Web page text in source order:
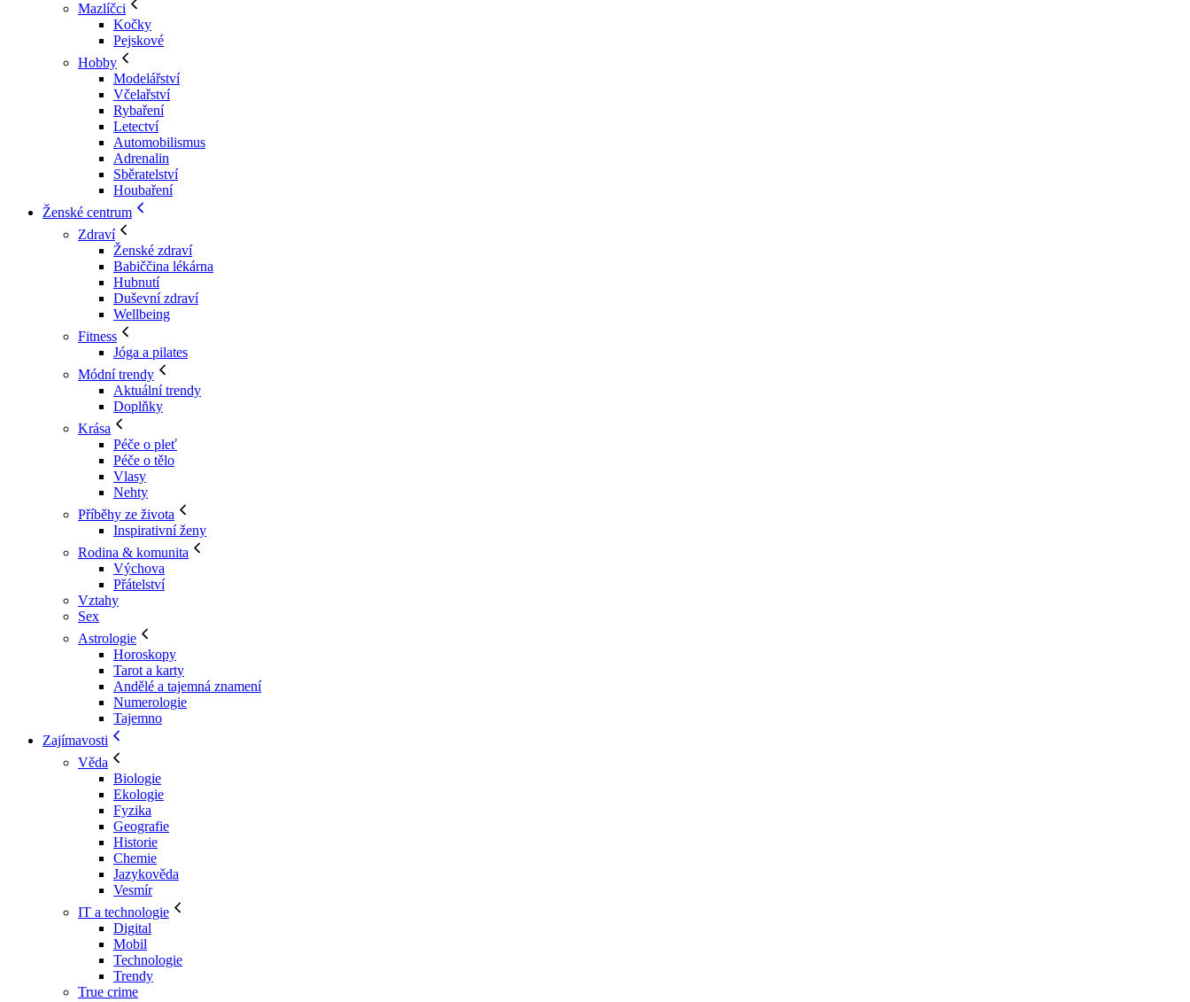
Mazlíčci
Kočky
Pejskové
Hobby
Modelářství
Včelařství
Rybaření
Letectví
Automobilismus
Adrenalin
Sběratelství
Houbaření
Ženské centrum
Zdraví
Ženské zdraví
Babiččina lékárna
Hubnutí
Duševní zdraví
Wellbeing
Fitness
Jóga a pilates
Módní trendy
Aktuální trendy
Doplňky
Krása
Péče o pleť
Péče o tělo
Vlasy
Nehty
Příběhy ze života
Inspirativní ženy
Rodina & komunita
Výchova
Přátelství
Vztahy
Sex
Astrologie
Horoskopy
Tarot a karty
Andělé a tajemná znamení
Numerologie
Tajemno
Zajímavosti
Věda
Biologie
Ekologie
Fyzika
Geografie
Historie
Chemie
Jazykověda
Vesmír
IT a technologie
Digital
Mobil
Technologie
Trendy
True crime